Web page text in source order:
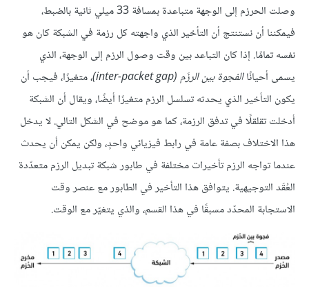
وصلت الحرزم إلى الوجهة متباعدة بمسافة 33 ميلي ثانية بالضبط،
فيمكننا أن نستنتج أن التأخير الذي واجهته كل رزمة في الشبكة كان هو
نفسه تمامًا. إذا كان التباعد بين وقت وصول الرزم إلى الوجهة، الذي
يسمى أحيانًاالفجوة بين الرزَم (inter-packet gap)
، متغيرًا، فيجب أن
يكون التأخير الذي يحدثه تسلسل الرزم متغيرًا أيضًا، ويقال أن الشبكة
أدخلت تقلقلًا في تدفق الرزمة، كما هو موضح في الشكل التالي. لا يدخل
هذا الاختلاف بصفة عامة في رابط فيزيائي واحدٍ، ولكن يمكن أن يحدث
عندما تواجه الرزم تأخيرات مختلفة في طابور شبكة تبديل الرزم متعدّدة
العُقَد التوجيهية. يتوافق هذا التأخير في الطابور مع عنصر وقت
الاستجابة المحدّد مسبقًا في هذا القسم، والذي يتغيّر مع الوقت.